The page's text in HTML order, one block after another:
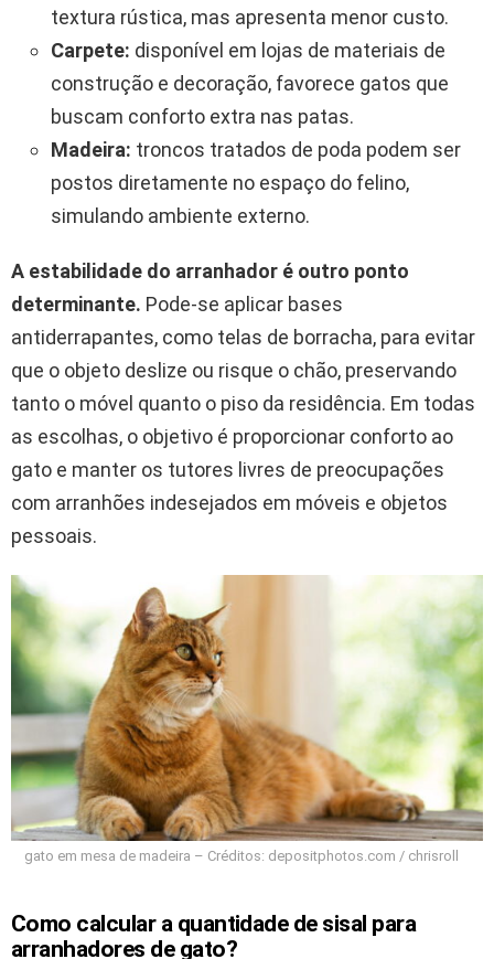
textura rústica, mas apresenta menor custo.
Carpete: disponível em lojas de materiais de
construção e decoração, favorece gatos que
buscam conforto extra nas patas.
Madeira: troncos tratados de poda podem ser
postos diretamente no espaço do felino,
simulando ambiente externo.
A estabilidade do arranhador é outro ponto
determinante. Pode-se aplicar bases
antiderrapantes, como telas de borracha, para evitar
que o objeto deslize ou risque o chão, preservando
tanto o móvel quanto o piso da residência. Em todas
as escolhas, o objetivo é proporcionar conforto ao
gato e manter os tutores livres de preocupações
com arranhões indesejados em móveis e objetos
pessoais.
gato em mesa de madeira – Créditos: depositphotos.com / chrisroll
Como calcular a quantidade de sisal para
arranhadores de gato?